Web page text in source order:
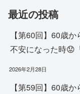
最近の投稿
【第60回】60歳
不安になった時😟
2026年2月28日
【第59回】60歳